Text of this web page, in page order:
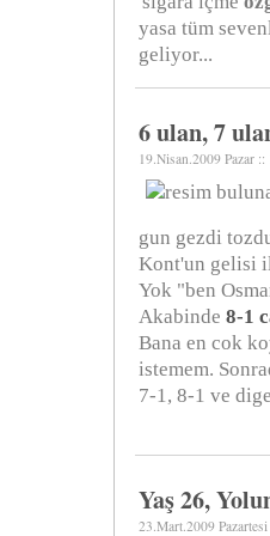
yasa tüm
geliyor...
6 ulan, 7
19.Nisan.2009 Pazar
gun gezdi
Kont'un gelisi
Yok "ben
Akabinde 8-1
Bana en cok
istemem.
7-1, 8-1 ve
Yaş 26,
23.Mart.2009